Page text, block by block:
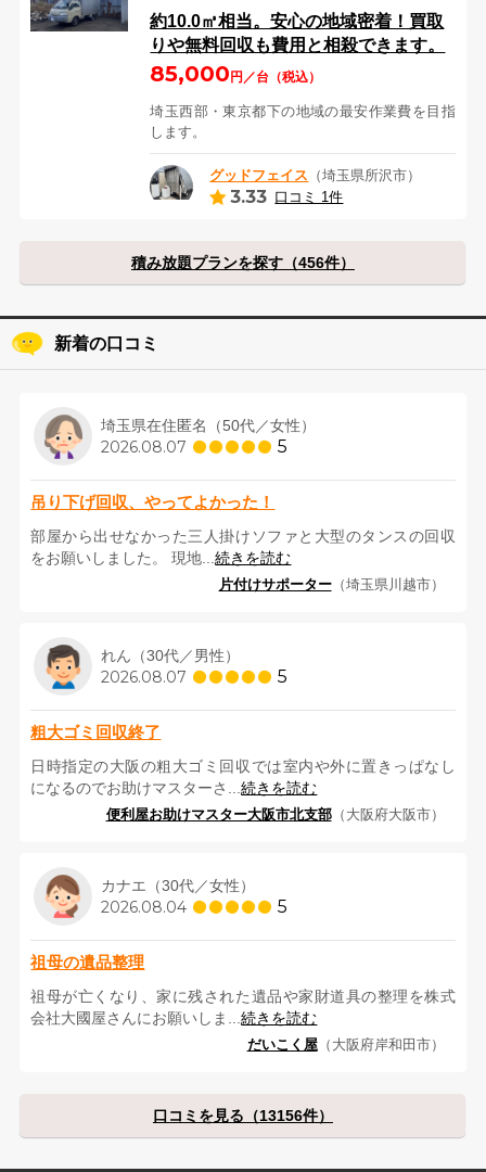
約10.0㎥相当。安心の地域密着！買取
りや無料回収も費用と相殺できます。
85,000 円／台（税込）
埼玉西部・東京都下の地域の最安作業費を目指
します。
グッドフェイス （埼玉県所沢市）
3.33 口コミ 1件
積み放題プランを探す（456件）
新着の口コミ
埼玉県在住匿名（50代／女性）
2026.08.07 5
吊り下げ回収、やってよかった！
部屋から出せなかった三人掛けソファと大型のタンスの回収
をお願いしました。 現地...続きを読む
片付けサポーター（埼玉県川越市）
れん（30代／男性）
2026.08.07 5
粗大ゴミ回収終了
日時指定の大阪の粗大ゴミ回収では室内や外に置きっぱなし
になるのでお助けマスターさ...続きを読む
便利屋お助けマスター大阪市北支部（大阪府大阪市）
カナエ（30代／女性）
2026.08.04 5
祖母の遺品整理
祖母が亡くなり、家に残された遺品や家財道具の整理を株式
会社大國屋さんにお願いしま...続きを読む
だいこく屋（大阪府岸和田市）
口コミを見る（13156件）